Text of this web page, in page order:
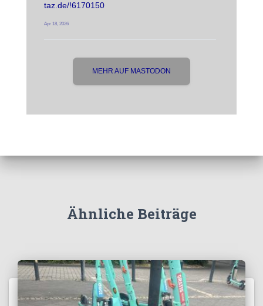
taz.de/!6170150
Apr 18, 2026
MEHR AUF MASTODON
Ähnliche Beiträge